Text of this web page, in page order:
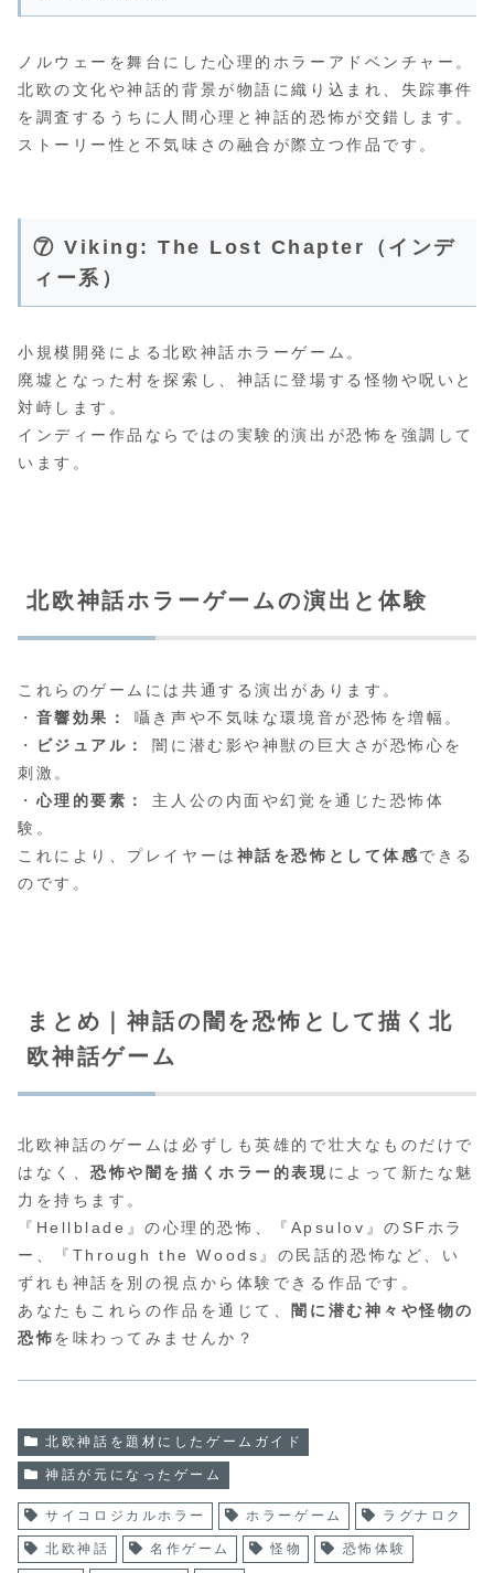
ノルウェーを舞台にした心理的ホラーアドベンチャー。
北欧の文化や神話的背景が物語に織り込まれ、失踪事件
を調査するうちに人間心理と神話的恐怖が交錯します。
ストーリー性と不気味さの融合が際立つ作品です。
⑦ Viking: The Lost Chapter（インデ
ィー系）
小規模開発による北欧神話ホラーゲーム。
廃墟となった村を探索し、神話に登場する怪物や呪いと
対峙します。
インディー作品ならではの実験的演出が恐怖を強調して
います。
北欧神話ホラーゲームの演出と体験
これらのゲームには共通する演出があります。
・ 音響効果：
囁き声や不気味な環境音が恐怖を増幅。
・
ビジュアル：
闇に潜む影や神獣の巨大さが恐怖心を
刺激。
・ 心理的要素：
主人公の内面や幻覚を通じた恐怖体
験。
これにより、プレイヤーは 神話を恐怖として体感できる
のです。
まとめ｜神話の闇を恐怖として描く北
欧神話ゲーム
北欧神話のゲームは必ずしも英雄的で壮大なものだけで
はなく、恐怖や闇を描くホラー的表現 によって新たな魅
力を持ちます。
『Hellblade』の心理的恐怖、『Apsulov』のSFホラ
ー、『Through the Woods』の民話的恐怖など、い
ずれも神話を別の視点から体験できる作品です。
あなたもこれらの作品を通じて、 闇に潜む神々や怪物の
恐怖を味わってみませんか？
北欧神話を題材にしたゲームガイド
神話が元になったゲーム
サイコロジカルホラー ホラーゲーム ラグナロク
北欧神話 名作ゲーム 怪物 恐怖体験